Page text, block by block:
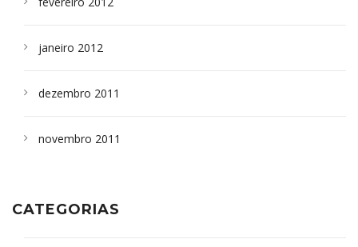
janeiro 2012
dezembro 2011
novembro 2011
CATEGORIAS